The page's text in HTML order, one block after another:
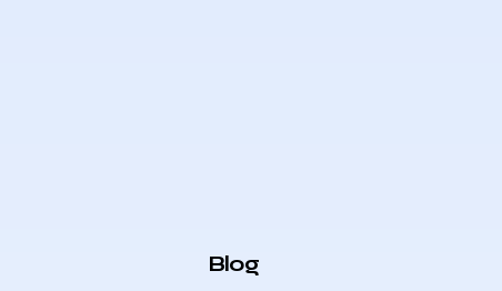
Category
Blog